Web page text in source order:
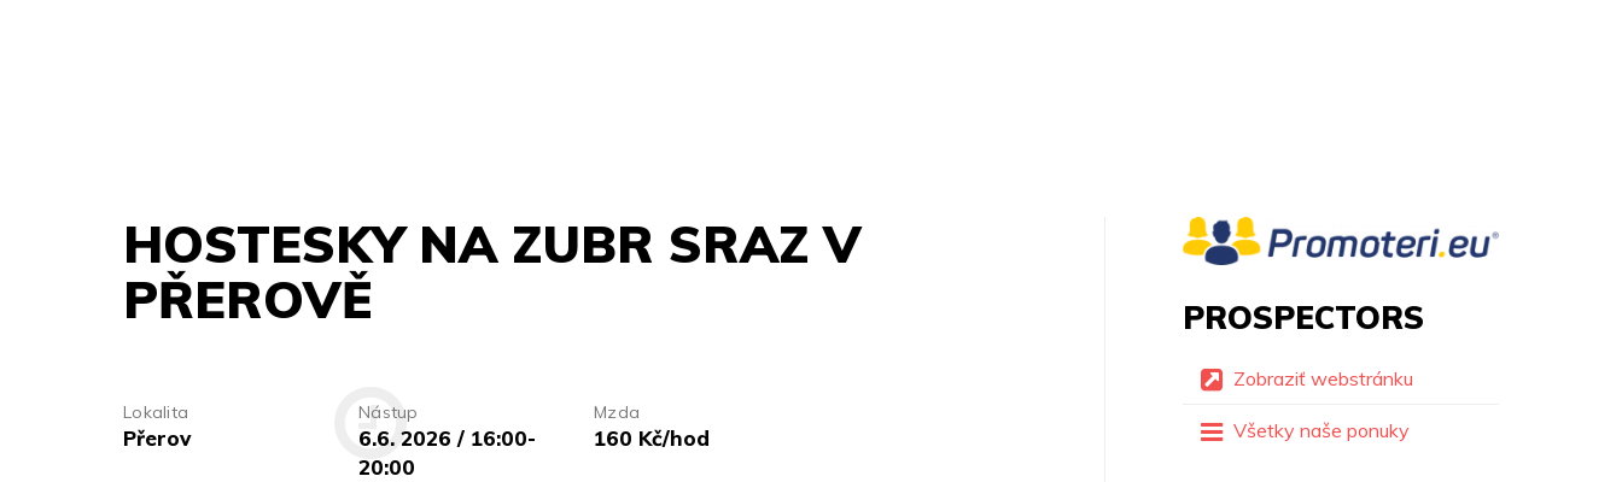
HOSTESKY NA ZUBR SRAZ V
PŘEROVĚ
Lokalita
Přerov
Nástup
6.6. 2026 / 16:00-
20:00
Mzda
160 Kč/hod
PROSPECTORS
Zobraziť webstránku
Všetky naše ponuky